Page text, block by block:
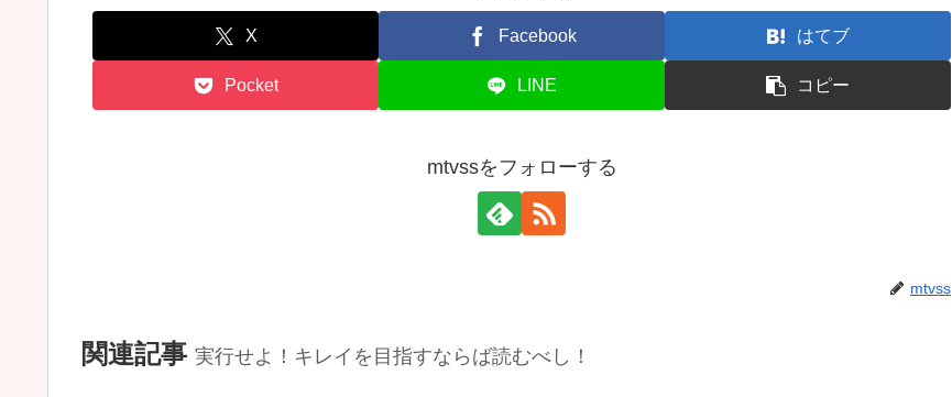
X Facebook はてブ
Pocket LINE コピー
mtvssをフォローする
mtvss
関連記事 実行せよ！キレイを目指すならば読むべし！